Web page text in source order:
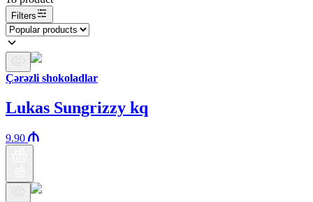
Filters
Çərəzli shokoladlar
Lukas Sungrizzy kq
9.90